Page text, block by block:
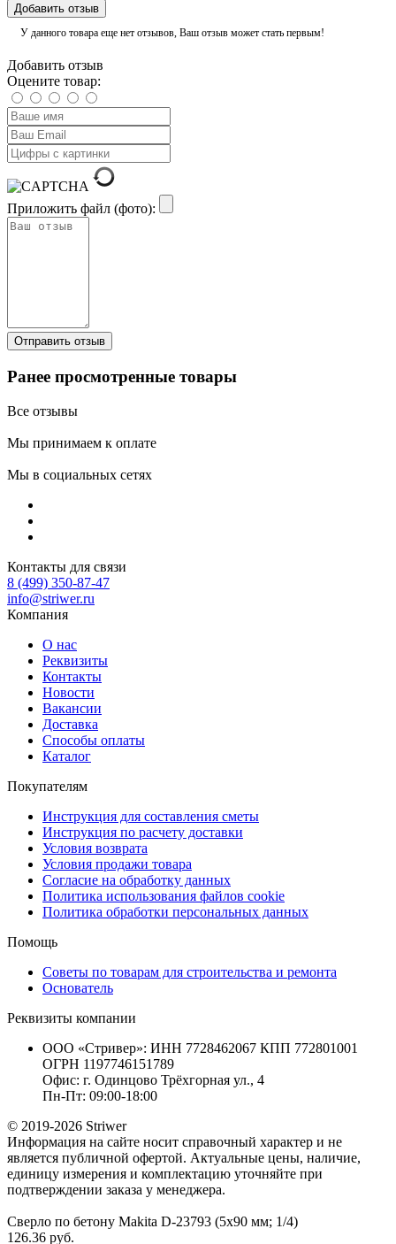
Добавить отзыв
У данного товара еще нет отзывов, Ваш отзыв может стать первым!
Добавить отзыв
Оцените товар:
Приложить файл (фото):
Ранее просмотренные товары
Все отзывы
Мы принимаем к оплате
Мы в социальных сетях
Контакты для связи
8 (499) 350-87-47
info@striwer.ru
Компания
О нас
Реквизиты
Контакты
Новости
Вакансии
Доставка
Способы оплаты
Каталог
Покупателям
Инструкция для составления сметы
Инструкция по расчету доставки
Условия возврата
Условия продажи товара
Согласие на обработку данных
Политика использования файлов cookie
Политика обработки персональных данных
Помощь
Советы по товарам для строительства и ремонта
Основатель
Реквизиты компании
ООО «Стривер»: ИНН 7728462067 КПП 772801001
ОГРН 1197746151789
Офис: г. Одинцово Трёхгорная ул., 4
Пн-Пт: 09:00-18:00
© 2019-2026 Striwer
Информация на сайте носит справочный характер и не
является публичной офертой. Актуальные цены, наличие,
единицу измерения и комплектацию уточняйте при
подтверждении заказа у менеджера.
Сверло по бетону Makita D-23793 (5х90 мм; 1/4)
126.36 руб.